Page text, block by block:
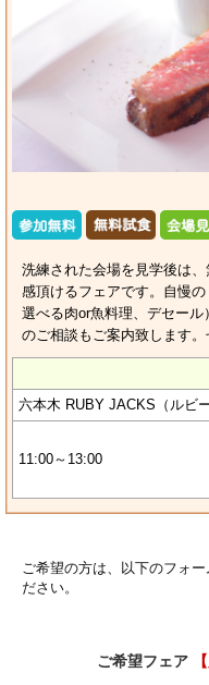
洗練された会場を見学後は
感頂けるフェアです。自慢
選べる肉or魚料理、デセー
のご相談もご案内致します。
六本木 RUBY JACKS（ルビ
11:00～13:00